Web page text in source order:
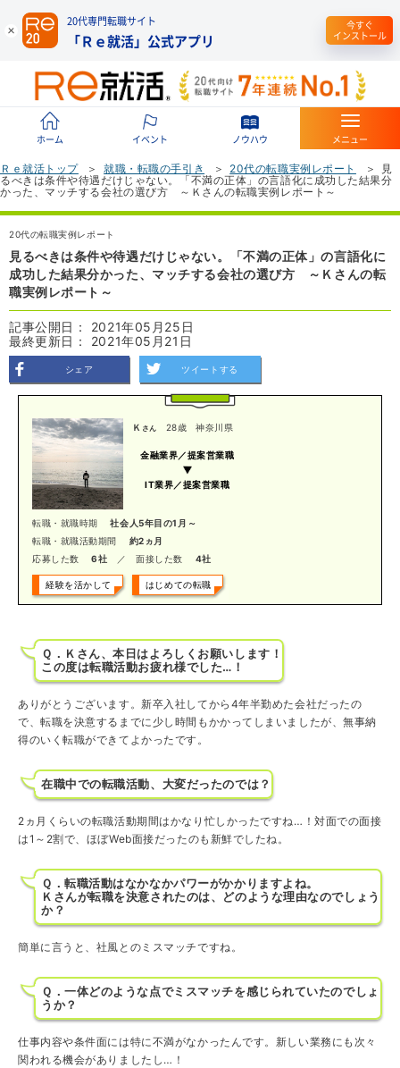
20代専門転職サイト
「Ｒｅ就活」公式アプリ
今すぐ
インストール
ホーム イベント ノウハウ メニュー
Ｒｅ就活トップ 就職・転職の手引き 20代の転職実例レポート
見
るべきは条件や待遇だけじゃない。「不満の正体」の言語化に成功した結果分
かった、マッチする会社の選び方 ～Ｋさんの転職実例レポート～
20代の転職実例レポート
見るべきは条件や待遇だけじゃない。「不満の正体」の言語化に
成功した結果分かった、マッチする会社の選び方 ～Ｋさんの転
職実例レポート～
記事公開日： 2021年05月25日
最終更新日： 2021年05月21日
シェア ツイートする
Ｋ さん 28歳 神奈川県
金融業界／提案営業職
IT業界／提案営業職
転職・就職時期
社会人5年目の1月～
転職・就職活動期間
約2ヵ月
応募した数
6社 ／ 面接した数 4社
経験を活かして はじめての転職
Ｑ．Ｋさん、本日はよろしくお願いします！
この度は転職活動お疲れ様でした…！
ありがとうございます。新卒入社してから4年半勤めた会社だったの
で、転職を決意するまでに少し時間もかかってしまいましたが、無事納
得のいく転職ができてよかったです。
在職中での転職活動、大変だったのでは？
2ヵ月くらいの転職活動期間はかなり忙しかったですね…！対面での面接
は1～2割で、ほぼWeb面接だったのも新鮮でしたね。
Ｑ．転職活動はなかなかパワーがかかりますよね。
Ｋさんが転職を決意されたのは、どのような理由なのでしょう
か？
簡単に言うと、社風とのミスマッチですね。
Ｑ．一体どのような点でミスマッチを感じられていたのでしょ
うか？
仕事内容や条件面には特に不満がなかったんです。新しい業務にも次々
関われる機会がありましたし…！